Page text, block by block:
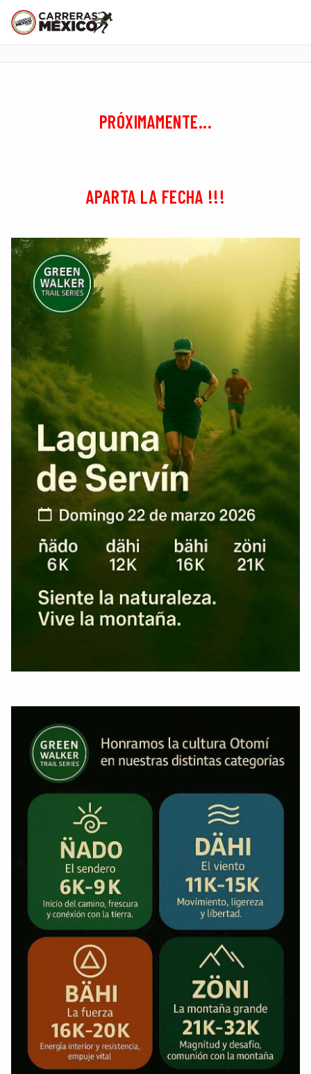
PRÓXIMAMENTE...
APARTA LA FECHA !!!